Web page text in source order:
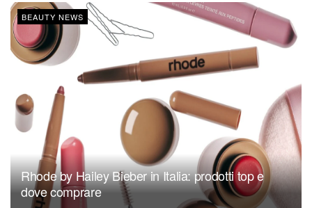
BEAUTY NEWS
Rhode by Hailey Bieber in Italia: prodotti top e
dove comprare